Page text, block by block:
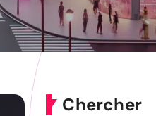
Chercher